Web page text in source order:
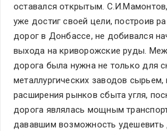
оставался открытым.
уже достиг своей цели, построив
дорог в Донбассе, не добивался
выхода на криворожские руды.
дорога была нужна не только для
металлургических заводов сырьем,
расширения рынков сбыта угля,
дорога являлась мощным
дававшим возможность удешевить